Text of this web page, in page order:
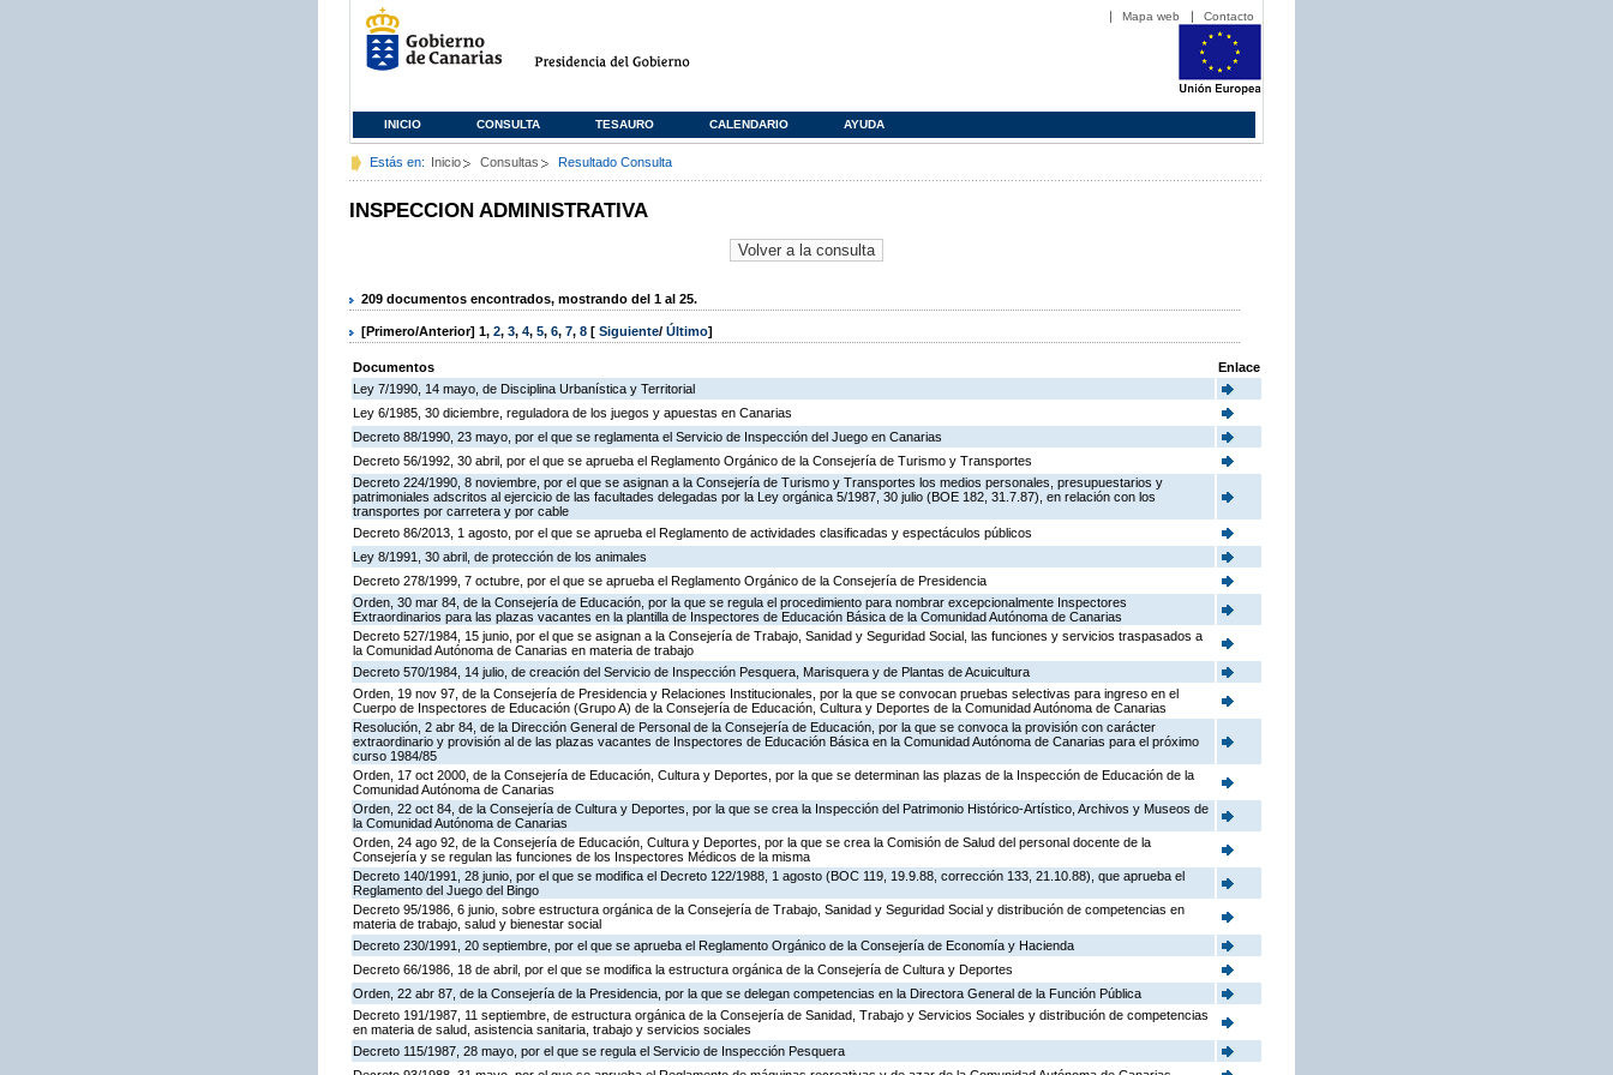
Mapa web Contacto
INICIO CONSULTA TESAURO CALENDARIO AYUDA
Estás en: Inicio Consultas Resultado Consulta
INSPECCION ADMINISTRATIVA
209 documentos encontrados, mostrando del 1 al 25.
[Primero/Anterior] 1, 2, 3, 4, 5, 6, 7, 8 [ Siguiente/ Último]
Documentos
Enlace
Ley 7/1990, 14 mayo, de Disciplina Urbanística y Territorial
Ley 6/1985, 30 diciembre, reguladora de los juegos y apuestas en Canarias
Decreto 88/1990, 23 mayo, por el que se reglamenta el Servicio de Inspección del Juego en Canarias
Decreto 56/1992, 30 abril, por el que se aprueba el Reglamento Orgánico de la Consejería de Turismo y Transportes
Decreto 224/1990, 8 noviembre, por el que se asignan a la Consejería de Turismo y Transportes los medios personales, presupuestarios y
patrimoniales adscritos al ejercicio de las facultades delegadas por la Ley orgánica 5/1987, 30 julio (BOE 182, 31.7.87), en relación con los
transportes por carretera y por cable
Decreto 86/2013, 1 agosto, por el que se aprueba el Reglamento de actividades clasificadas y espectáculos públicos
Ley 8/1991, 30 abril, de protección de los animales
Decreto 278/1999, 7 octubre, por el que se aprueba el Reglamento Orgánico de la Consejería de Presidencia
Orden, 30 mar 84, de la Consejería de Educación, por la que se regula el procedimiento para nombrar excepcionalmente Inspectores
Extraordinarios para las plazas vacantes en la plantilla de Inspectores de Educación Básica de la Comunidad Autónoma de Canarias
Decreto 527/1984, 15 junio, por el que se asignan a la Consejería de Trabajo, Sanidad y Seguridad Social, las funciones y servicios traspasados a
la Comunidad Autónoma de Canarias en materia de trabajo
Decreto 570/1984, 14 julio, de creación del Servicio de Inspección Pesquera, Marisquera y de Plantas de Acuicultura
Orden, 19 nov 97, de la Consejería de Presidencia y Relaciones Institucionales, por la que se convocan pruebas selectivas para ingreso en el
Cuerpo de Inspectores de Educación (Grupo A) de la Consejería de Educación, Cultura y Deportes de la Comunidad Autónoma de Canarias
Resolución, 2 abr 84, de la Dirección General de Personal de la Consejería de Educación, por la que se convoca la provisión con carácter
extraordinario y provisión al de las plazas vacantes de Inspectores de Educación Básica en la Comunidad Autónoma de Canarias para el próximo
curso 1984/85
Orden, 17 oct 2000, de la Consejería de Educación, Cultura y Deportes, por la que se determinan las plazas de la Inspección de Educación de la
Comunidad Autónoma de Canarias
Orden, 22 oct 84, de la Consejería de Cultura y Deportes, por la que se crea la Inspección del Patrimonio Histórico-Artístico, Archivos y Museos de
la Comunidad Autónoma de Canarias
Orden, 24 ago 92, de la Consejería de Educación, Cultura y Deportes, por la que se crea la Comisión de Salud del personal docente de la
Consejería y se regulan las funciones de los Inspectores Médicos de la misma
Decreto 140/1991, 28 junio, por el que se modifica el Decreto 122/1988, 1 agosto (BOC 119, 19.9.88, corrección 133, 21.10.88), que aprueba el
Reglamento del Juego del Bingo
Decreto 95/1986, 6 junio, sobre estructura orgánica de la Consejería de Trabajo, Sanidad y Seguridad Social y distribución de competencias en
materia de trabajo, salud y bienestar social
Decreto 230/1991, 20 septiembre, por el que se aprueba el Reglamento Orgánico de la Consejería de Economía y Hacienda
Decreto 66/1986, 18 de abril, por el que se modifica la estructura orgánica de la Consejería de Cultura y Deportes
Orden, 22 abr 87, de la Consejería de la Presidencia, por la que se delegan competencias en la Directora General de la Función Pública
Decreto 191/1987, 11 septiembre, de estructura orgánica de la Consejería de Sanidad, Trabajo y Servicios Sociales y distribución de competencias
en materia de salud, asistencia sanitaria, trabajo y servicios sociales
Decreto 115/1987, 28 mayo, por el que se regula el Servicio de Inspección Pesquera